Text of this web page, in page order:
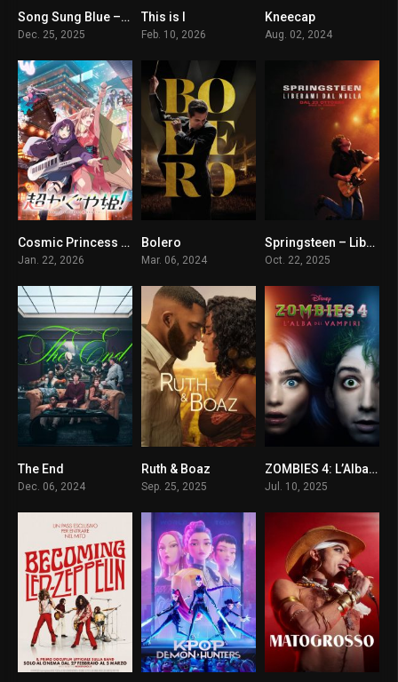
7.3Song Sung Blue – Una melodia d’amore
Dec. 25, 2025
This is I
Feb. 10, 2026
Kneecap
Aug. 02, 2024
0Cosmic Princess Kaguya!
Jan. 22, 2026
Bolero
Mar. 06, 2024
6.9Springsteen – Liberami dal nulla
Oct. 22, 2025
The End
Dec. 06, 2024
Ruth & Boaz
Sep. 25, 2025
6.1ZOMBIES 4: L’Alba dei Vampiri
Jul. 10, 2025